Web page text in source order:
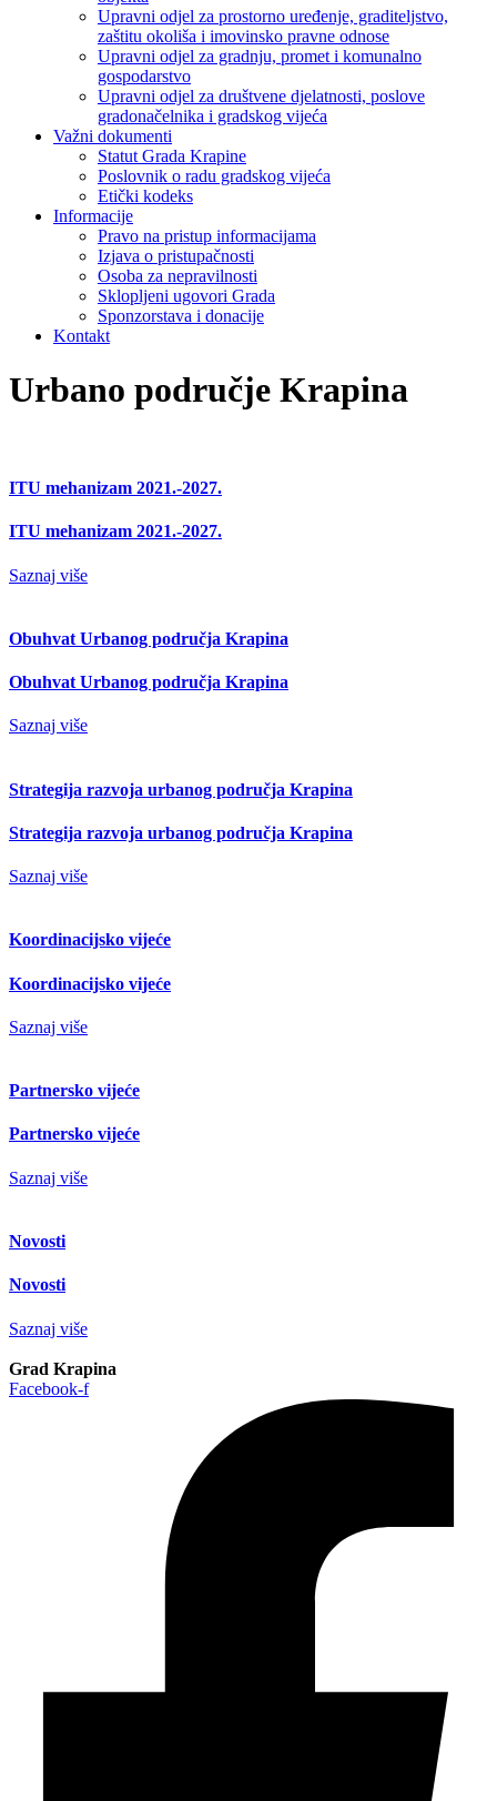
Upravni odjel za prostorno uređenje, graditeljstvo,
zaštitu okoliša i imovinsko pravne odnose
Upravni odjel za gradnju, promet i komunalno
gospodarstvo
Upravni odjel za društvene djelatnosti, poslove
gradonačelnika i gradskog vijeća
Važni dokumenti
Statut Grada Krapine
Poslovnik o radu gradskog vijeća
Etički kodeks
Informacije
Pravo na pristup informacijama
Izjava o pristupačnosti
Osoba za nepravilnosti
Sklopljeni ugovori Grada
Sponzorstava i donacije
Kontakt
Urbano područje Krapina
ITU mehanizam 2021.-2027.
ITU mehanizam 2021.-2027.
Saznaj više
Obuhvat Urbanog područja Krapina
Obuhvat Urbanog područja Krapina
Saznaj više
Strategija razvoja urbanog područja Krapina
Strategija razvoja urbanog područja Krapina
Saznaj više
Koordinacijsko vijeće
Koordinacijsko vijeće
Saznaj više
Partnersko vijeće
Partnersko vijeće
Saznaj više
Novosti
Novosti
Saznaj više
Grad Krapina
Facebook-f